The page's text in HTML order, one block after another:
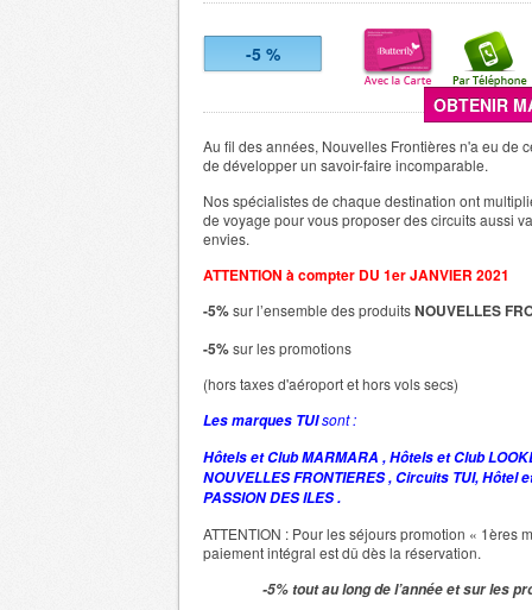
-5 %
OBTENIR
Au fil des années, Nouvelles Frontières n'a eu de
de développer un savoir-faire incomparable.
Nos spécialistes de chaque destination ont
de voyage pour vous proposer des circuits aussi
envies.
ATTENTION à compter DU 1er JANVIER 2021
-5%sur l’ensemble des produitsNOUVELLES
-5%sur les promotions
(hors taxes d'aéroport et hors vols secs)
Les marques TUIsont :
Hôtels et Club MARMARA ,Hôtels et Club
NOUVELLES FRONTIERES , Circuits TUI, Hôtel
PASSION DES ILES .
ATTENTION : Pour les séjours promotion « 1ères
paiement intégral est dû dès la réservation.
-5% tout au long de l’année et sur les